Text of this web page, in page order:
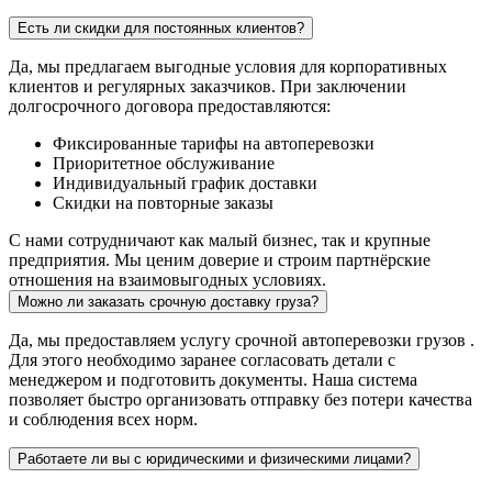
Есть ли скидки для постоянных клиентов?
Да, мы предлагаем выгодные условия для корпоративных
клиентов и регулярных заказчиков. При заключении
долгосрочного договора предоставляются:
Фиксированные тарифы на автоперевозки
Приоритетное обслуживание
Индивидуальный график доставки
Скидки на повторные заказы
С нами сотрудничают как малый бизнес, так и крупные
предприятия. Мы ценим доверие и строим партнёрские
отношения на взаимовыгодных условиях.
Можно ли заказать срочную доставку груза?
Да, мы предоставляем услугу срочной автоперевозки грузов .
Для этого необходимо заранее согласовать детали с
менеджером и подготовить документы. Наша система
позволяет быстро организовать отправку без потери качества
и соблюдения всех норм.
Работаете ли вы с юридическими и физическими лицами?